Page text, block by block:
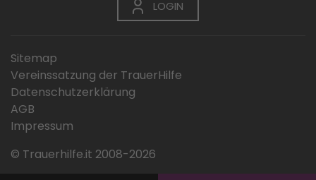
LOGIN
Sitemap
Vereinssatzung der TrauerHilfe
Datenschutzerklärung
AGB
Impressum
© Trauerhilfe.it 2008-2026